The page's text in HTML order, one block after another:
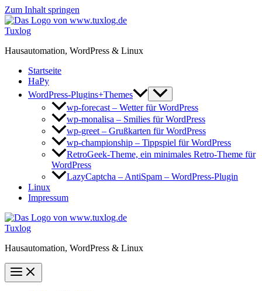
Zum Inhalt springen
Tuxlog
Hausautomation, WordPress & Linux
Startseite
HaPy
WordPress-Plugins+Themes
wp-forecast – Wetter für WordPress
wp-monalisa – Smilies für WordPress
wp-greet – Grußkarten für WordPress
wp-championship – Tippspiel für WordPress
RetroGeek-Theme, ein minimales Retro-Theme für
WordPress
LazyCaptcha – AntiSpam – WordPress-Plugin
Linux
Impressum
Tuxlog
Hausautomation, WordPress & Linux